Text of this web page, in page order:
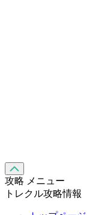
攻略 メニュー
トレクル攻略情報